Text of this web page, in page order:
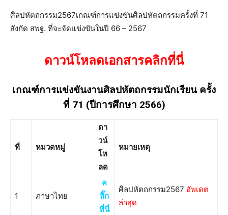
ศิลปหัตถกรรม2567เกณฑ์การแข่งขันศิลปหัตถกรรมครั้งที่ 71
สังกัด สพฐ. ที่จะจัดแข่งขันในปี 66 – 2567
ดาวน์โหลดเอกสารคลิกที่นี่
เกณฑ์การแข่งขันงานศิลปหัตถกรรมนักเรียน ครั้ง
ที่ 71 (ปีการศึกษา 2566)
ที่ หมวดหมู่
ดา
วน์
โห
ลด
หมายเหตุ
1 ภาษาไทย
ค
ลิ๊ก
ที่นี่
ศิลปหัตถกรรม2567 อัพเดต
ล่าสุด